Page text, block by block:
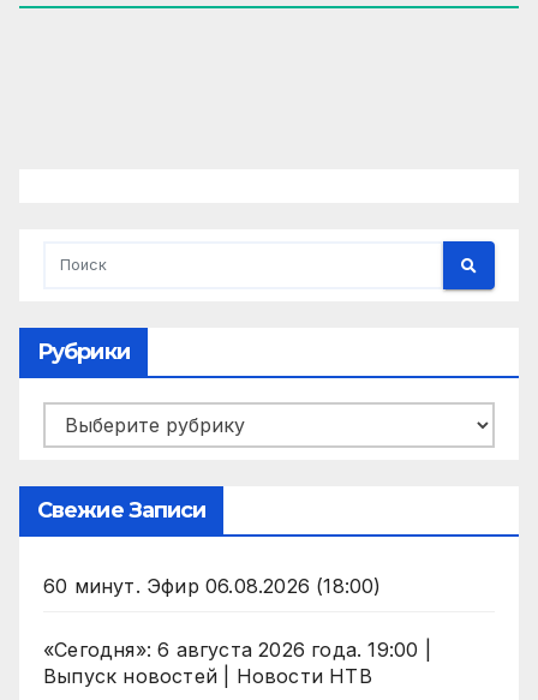
Рубрики
Рубрики
Свежие Записи
60 минут. Эфир 06.08.2026 (18:00)
«Сегодня»: 6 августа 2026 года. 19:00 |
Выпуск новостей | Новости НТВ